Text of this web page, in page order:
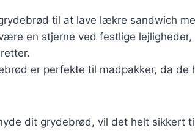
til at lave lækre sandwich
en stjerne ved festlige
er perfekte til madpakker, da de
dit grydebrød, vil det helt sikkert